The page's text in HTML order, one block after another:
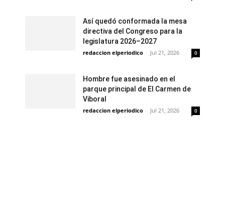
Así quedó conformada la mesa
directiva del Congreso para la
legislatura 2026–2027
redaccion elperiodico - Jul 21, 2026 0
Hombre fue asesinado en el
parque principal de El Carmen de
Viboral
redaccion elperiodico - Jul 21, 2026 0